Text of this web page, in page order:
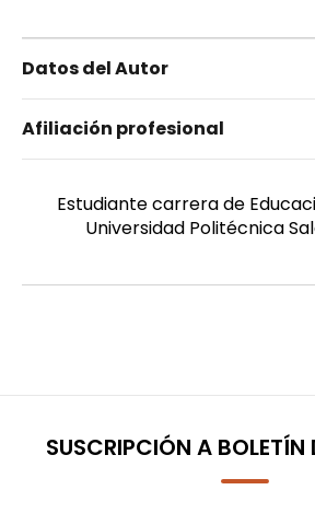
Datos del Autor
Cueva Inca, Nicole
Femenino
Afiliación profesional
Estudiante carrera de
Universidad Politécnica
SUSCRIPCIÓN A BOLETÍN